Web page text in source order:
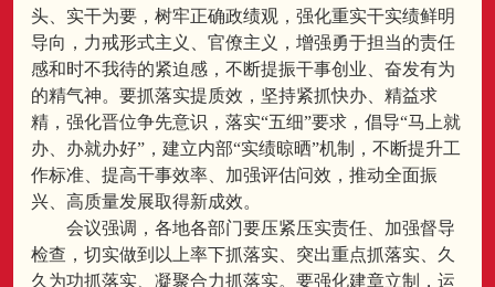
头、实干为要，树牢正确政绩观，强化重实干实绩鲜明
导向，力戒形式主义、官僚主义，增强勇于担当的责任
感和时不我待的紧迫感，不断提振干事创业、奋发有为
的精气神。要抓落实提质效，坚持紧抓快办、精益求
精，强化晋位争先意识，落实“五细”要求，倡导“马上就
办、办就办好”，建立内部“实绩晾晒”机制，不断提升工
作标准、提高干事效率、加强评估问效，推动全面振
兴、高质量发展取得新成效。
会议强调，各地各部门要压紧压实责任、加强督导
检查，切实做到以上率下抓落实、突出重点抓落实、久
久为功抓落实、凝聚合力抓落实。要强化建章立制，运